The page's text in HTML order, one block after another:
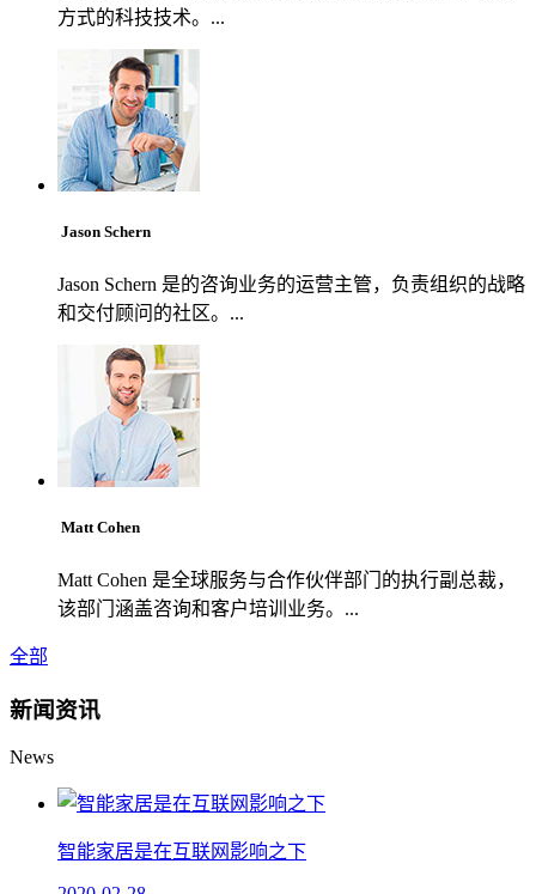
方式的科技技术。...
Jason Schern
Jason Schern 是的咨询业务的运营主管，负责组织的战略
和交付顾问的社区。...
Matt Cohen
Matt Cohen 是全球服务与合作伙伴部门的执行副总裁，
该部门涵盖咨询和客户培训业务。...
全部
新闻资讯
News
智能家居是在互联网影响之下